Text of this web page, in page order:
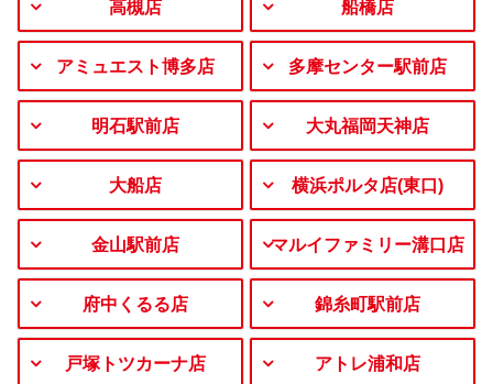
高槻店 船橋店
アミュエスト博多店 多摩センター駅前店
明石駅前店 大丸福岡天神店
大船店 横浜ポルタ店(東口)
金山駅前店 マルイファミリー溝口店
府中くるる店 錦糸町駅前店
戸塚トツカーナ店 アトレ浦和店